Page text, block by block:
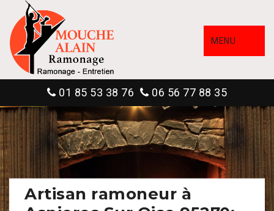
MENU
01 85 53 38 76 06 56 77 88 35
Artisan ramoneur à